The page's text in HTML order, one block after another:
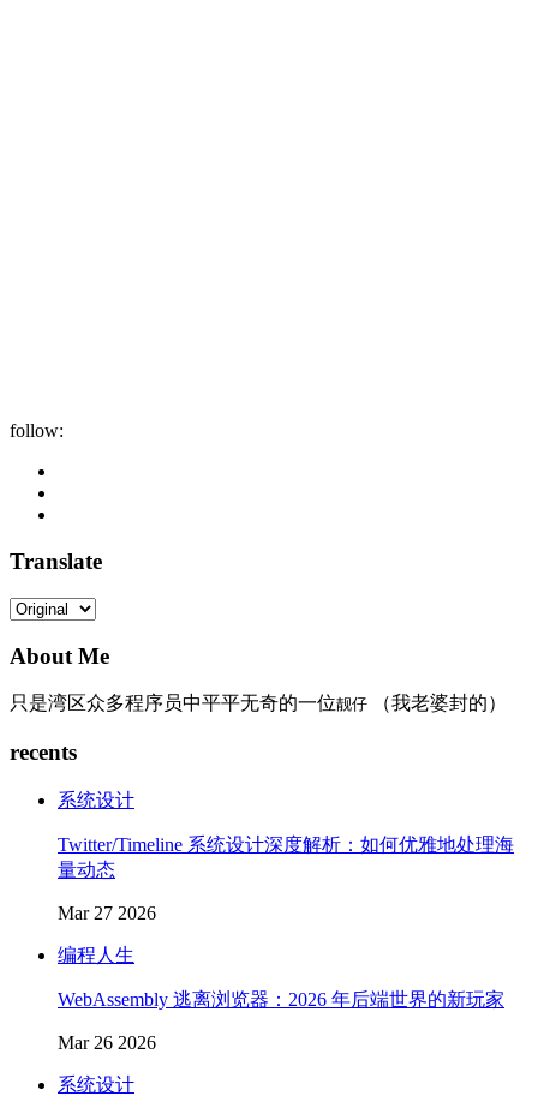
follow:
Translate
About Me
只是湾区众多程序员中平平无奇的一位靓仔 （我老婆封的）
recents
系统设计
Twitter/Timeline 系统设计深度解析：如何优雅地处理海
量动态
Mar 27 2026
编程人生
WebAssembly 逃离浏览器：2026 年后端世界的新玩家
Mar 26 2026
系统设计